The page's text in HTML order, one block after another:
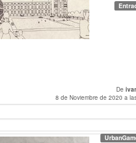
De
8 de Noviembre de 2020 a